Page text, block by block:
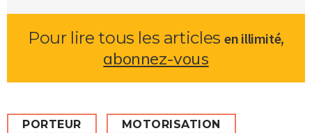
Pour lire tous les articlesen illimité,
abonnez-vous
PORTEUR MOTORISATION